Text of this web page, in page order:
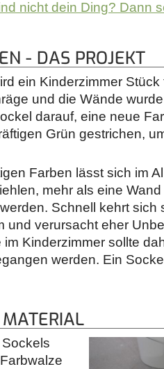
nicht dein Ding? Dann
- DAS PROJEKT
ein Kinderzimmer
und die Wände
darauf, eine neue
Grün gestrichen,
Farben lässt sich im
mehr als eine
Schnell kehrt sich
und verursacht eher
Kinderzimmer sollte
werden. Ein